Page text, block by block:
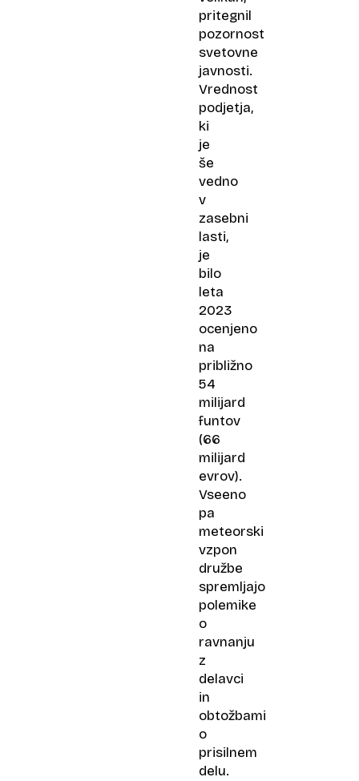
pritegnil
pozornost
svetovne
javnosti.
Vrednost
podjetja,
ki
je
še
vedno
v
zasebni
lasti,
je
bilo
leta
2023
ocenjeno
na
približno
54
milijard
funtov
(66
milijard
evrov).
Vseeno
pa
meteorski
vzpon
družbe
spremljajo
polemike
o
ravnanju
z
delavci
in
obtožbami
o
prisilnem
delu.